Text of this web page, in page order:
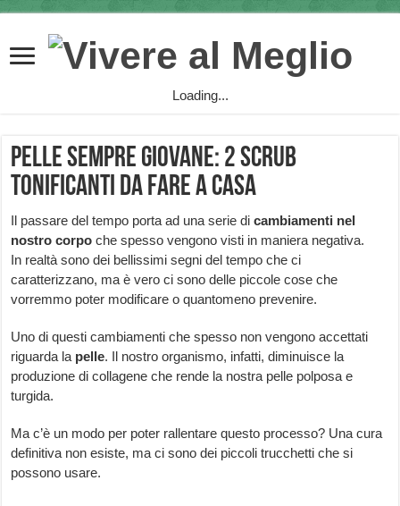
Loading...
Pelle sempre giovane: 2 scrub
tonificanti da fare a casa
Il passare del tempo porta ad una serie dicambiamenti nel
nostro corpo che spesso vengono visti in maniera negativa.
In realtà sono dei bellissimi segni del tempo che ci
caratterizzano, ma è vero ci sono delle piccole cose che
vorremmo poter modificare o quantomeno prevenire.
Uno di questi cambiamenti che spesso non vengono accettati
riguarda la pelle. Il nostro organismo, infatti, diminuisce la
produzione di collagene che rende la nostra pelle polposa e
turgida.
Ma c’è un modo per poter rallentare questo processo? Una cura
definitiva non esiste, ma ci sono dei piccoli trucchetti che si
possono usare.